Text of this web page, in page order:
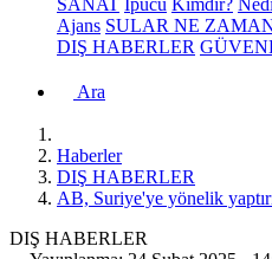
SANAT İpucu Kimdir?
Ajans SULAR NE
DIŞ HABERLER
Ara
Haberler
DIŞ HABERLER
AB, Suriye'ye yönelik
DIŞ HABERLER